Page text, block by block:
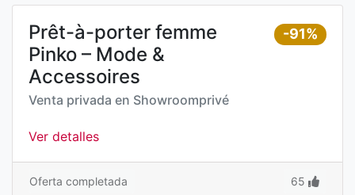
-91%
Prêt-à-porter femme
Pinko – Mode &
Accessoires
Venta privada en Showroomprivé
Ver detalles
Oferta completada 65